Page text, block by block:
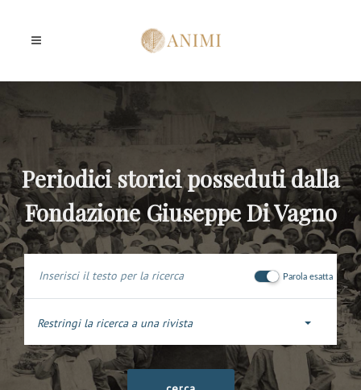
Periodici storici posseduti dalla
Fondazione Giuseppe Di Vagno
Parola esatta
Restringi la ricerca a una rivista